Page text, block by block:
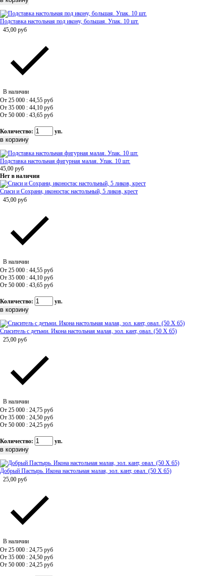
Подставка настольная под икону, большая. Упак. 10 шт.
45,00 руб
В наличии
От 25 000 : 44,55 руб
От 35 000 : 44,10 руб
От 50 000 : 43,65 руб
Количество: уп.
Подставка настольная фигурная малая. Упак. 10 шт.
45,00 руб
Нет в наличии
Спаси и Сохрани, иконостас настольный, 5 ликов, крест
45,00 руб
В наличии
От 25 000 : 44,55 руб
От 35 000 : 44,10 руб
От 50 000 : 43,65 руб
Количество: уп.
Спаситель с детьми. Икона настольная малая, зол. кант, овал. (50 Х 65)
25,00 руб
В наличии
От 25 000 : 24,75 руб
От 35 000 : 24,50 руб
От 50 000 : 24,25 руб
Количество: уп.
Добрый Пастырь. Икона настольная малая, зол. кант, овал. (50 Х 65)
25,00 руб
В наличии
От 25 000 : 24,75 руб
От 35 000 : 24,50 руб
От 50 000 : 24,25 руб